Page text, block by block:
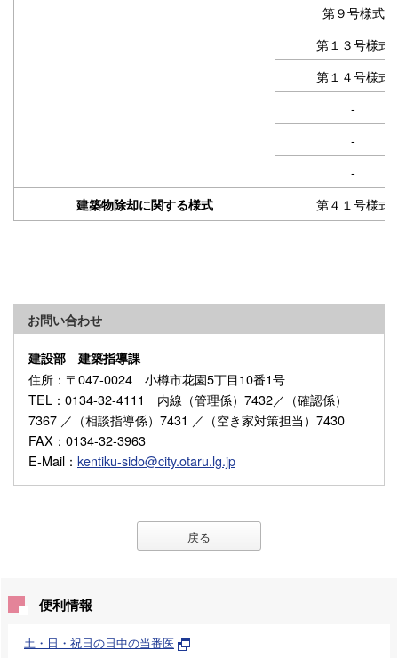
第９号様式
第１３号様式
第１４号様式
-
-
-
建築物除却に関する様式 第４１号様式
お問い合わせ
建設部 建築指導課
住所 ：〒047-0024 小樽市花園5丁目10番1号
TEL ：0134-32-4111 内線（管理係）7432／（確認係）
7367 ／（相談指導係）7431 ／（空き家対策担当）7430
FAX ：0134-32-3963
E-Mail ： kentiku-sido@city.otaru.lg.jp
戻る
便利情報
土・日・祝日の日中の当番医